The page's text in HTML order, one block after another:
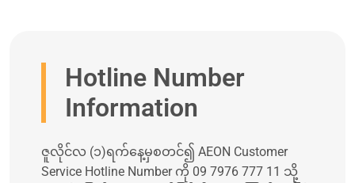
Hotline Number
Information
ဇူလိုင်လ (၁)ရက်နေ့မှစတင်၍ AEON Customer
Service Hotline Number ကို 09 7976 777 11 သို့